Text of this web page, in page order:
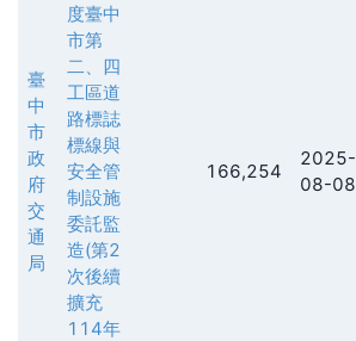
臺
中
市
政
府
交
通
局
度臺中
市第
二、四
工區道
路標誌
標線與
安全管
制設施
委託監
造(第2
次後續
擴充
114年
166,254
2025-
08-08